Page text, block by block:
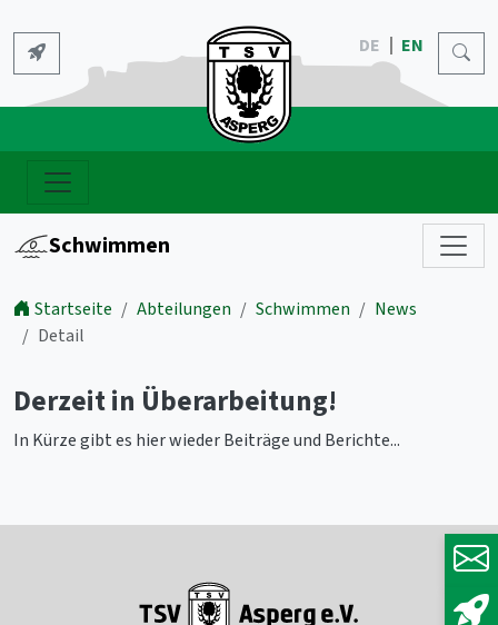
DE EN
Schwimmen
Startseite Abteilungen Schwimmen
News
Detail
Derzeit in Überarbeitung!
In Kürze gibt es hier wieder Beiträge und Berichte...